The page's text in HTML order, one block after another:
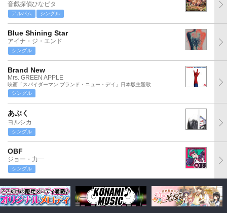
音戯探偵ひなビタ
アルバム シングル
Blue Shining Star
アイナ・ジ・エンド
シングル
Brand New
Mrs. GREEN APPLE
映画「スパイダーマン:ブランド・ニュー・デイ」日本版主題歌
シングル
あぶく
ヨルシカ
シングル
OBF
ジョー・力一
シングル